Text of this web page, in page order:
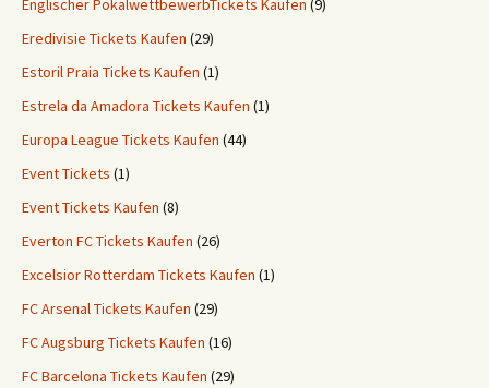
Englischer PokalwettbewerbTickets Kaufen (9)
Eredivisie Tickets Kaufen (29)
Estoril Praia Tickets Kaufen (1)
Estrela da Amadora Tickets Kaufen (1)
Europa League Tickets Kaufen (44)
Event Tickets (1)
Event Tickets Kaufen (8)
Everton FC Tickets Kaufen (26)
Excelsior Rotterdam Tickets Kaufen (1)
FC Arsenal Tickets Kaufen (29)
FC Augsburg Tickets Kaufen (16)
FC Barcelona Tickets Kaufen (29)